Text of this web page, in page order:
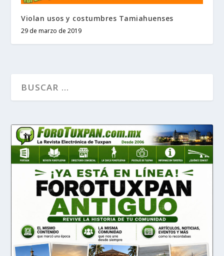
Violan usos y costumbres Tamiahuenses
29 de marzo de 2019